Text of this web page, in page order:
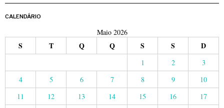
CALENDÁRIO
Maio 2026
S T Q Q S S D
1 2
3
4
5 6 7 8 9
10
11
12 13 14 15 16
17